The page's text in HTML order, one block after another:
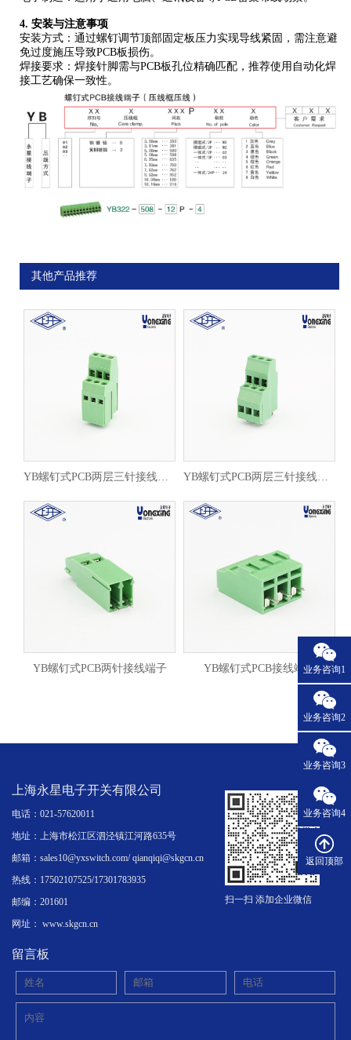
4. ‌安装与注意事项‌
‌安装方式‌：通过螺钉调节顶部固定板压力实现导线紧固，需注意避
免过度施压导致PCB板损伤。
‌焊接要求‌：焊接针脚需与PCB板孔位精确匹配，推荐使用自动化焊
接工艺确保一致性。
其他产品推荐
YB螺钉式PCB两针接线端子 YB螺钉式PCB接线端子
上海永星电子开关有限公司
电话：021-57620011
地址：上海市松江区泗泾镇江河路635号
邮箱：sales10@yxswitch.com/ qianqiqi@skgcn.cn
热线：17502107525/17301783935
邮编：201601
网址： www.skgcn.cn
扫一扫 添加企业微信
留言板
业务咨询1
业务咨询2
业务咨询3
业务咨询4
返回顶部